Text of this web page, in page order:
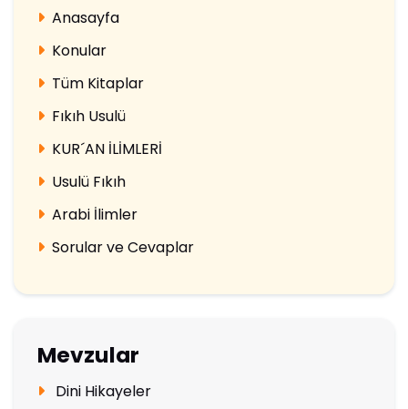
Anasayfa
Konular
Tüm Kitaplar
Fıkıh Usulü
KUR´AN İLİMLERİ
Usulü Fıkıh
Arabi İlimler
Sorular ve Cevaplar
Mevzular
Dini Hikayeler